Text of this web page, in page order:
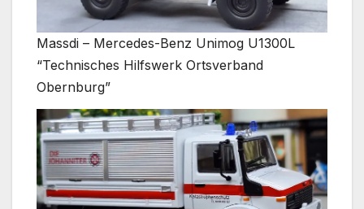
Massdi – Mercedes-Benz Unimog U1300L
“Technisches Hilfswerk Ortsverband
Obernburg”